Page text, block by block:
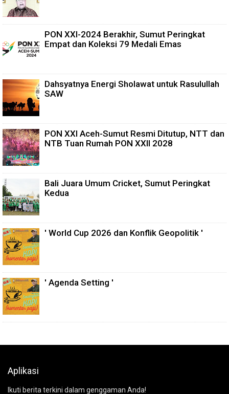
PON XXI-2024 Berakhir, Sumut Peringkat
Empat dan Koleksi 79 Medali Emas
Dahsyatnya Energi Sholawat untuk Rasulullah
SAW
PON XXI Aceh-Sumut Resmi Ditutup, NTT dan
NTB Tuan Rumah PON XXII 2028
Bali Juara Umum Cricket, Sumut Peringkat
Kedua
' World Cup 2026 dan Konflik Geopolitik '
' Agenda Setting '
Aplikasi
Ikuti berita terkini dalam genggaman Anda!